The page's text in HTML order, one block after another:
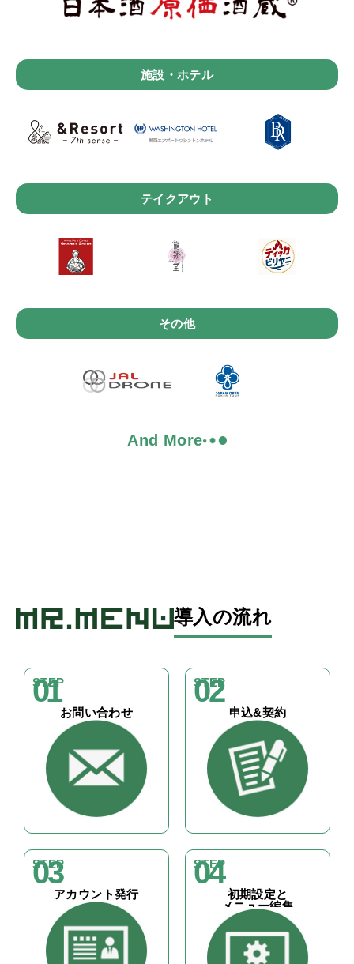
施設・ホテル
テイクアウト
その他
And More
導入の流れ
STEP
01
お問い合わせ
STEP
02
申込&契約
STEP
03
アカウント発行
STEP
04
初期設定と
メニュー編集